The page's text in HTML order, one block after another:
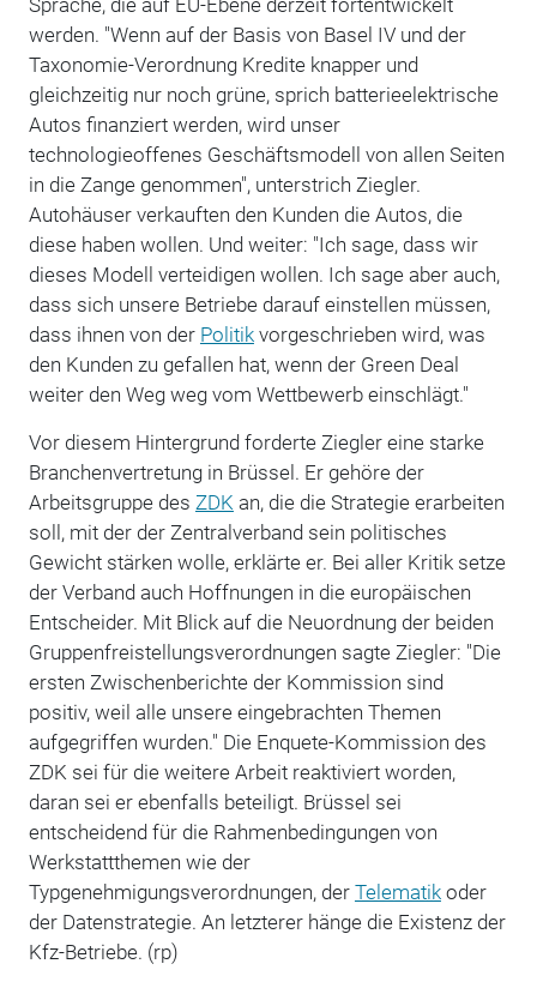
werden. "Wenn auf der Basis von Basel IV und der
Taxonomie-Verordnung Kredite knapper und
gleichzeitig nur noch grüne, sprich batterieelektrische
Autos finanziert werden, wird unser
technologieoffenes Geschäftsmodell von allen Seiten
in die Zange genommen", unterstrich Ziegler.
Autohäuser verkauften den Kunden die Autos, die
diese haben wollen. Und weiter: "Ich sage, dass wir
dieses Modell verteidigen wollen. Ich sage aber auch,
dass sich unsere Betriebe darauf einstellen müssen,
dass ihnen von der Politikvorgeschrieben wird, was
den Kunden zu gefallen hat, wenn der Green Deal
weiter den Weg weg vom Wettbewerb einschlägt."
Vor diesem Hintergrund forderte Ziegler eine starke
Branchenvertretung in Brüssel. Er gehöre der
Arbeitsgruppe des ZDK an, die die Strategie erarbeiten
soll, mit der der Zentralverband sein politisches
Gewicht stärken wolle, erklärte er. Bei aller Kritik setze
der Verband auch Hoffnungen in die europäischen
Entscheider. Mit Blick auf die Neuordnung der beiden
Gruppenfreistellungsverordnungen sagte Ziegler: "Die
ersten Zwischenberichte der Kommission sind
positiv, weil alle unsere eingebrachten Themen
aufgegriffen wurden." Die Enquete-Kommission des
ZDK sei für die weitere Arbeit reaktiviert worden,
daran sei er ebenfalls beteiligt. Brüssel sei
entscheidend für die Rahmenbedingungen von
Werkstattthemen wie der
Typgenehmigungsverordnungen, der Telematikoder
der Datenstrategie. An letzterer hänge die Existenz der
Kfz-Betriebe. (rp)